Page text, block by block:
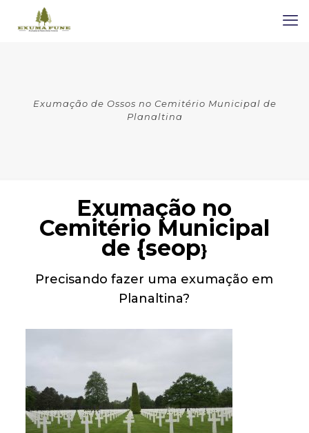
Exumação de Ossos no Cemitério Municipal de
Planaltina
Exumação no
Cemitério Municipal
de {seop}
Precisando fazer uma exumação em
Planaltina?